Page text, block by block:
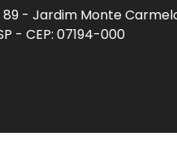
25 ton
89 - Jardim Monte
- CEP: 07194-000